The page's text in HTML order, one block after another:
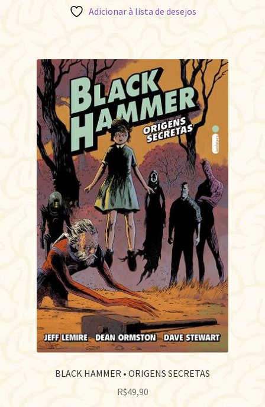
Adicionar à lista de desejos
BLACK HAMMER • ORIGENS SECRETAS
R$49,90